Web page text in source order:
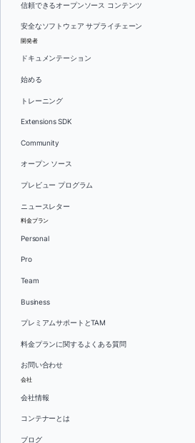
信頼できるオープンソース コンテンツ
安全なソフトウェア サプライチェーン
開発者
ドキュメンテーション
始める
トレーニング
Extensions SDK
Community
オープン ソース
プレビュー プログラム
ニュースレター
料金プラン
Personal
Pro
Team
Business
プレミアムサポートとTAM
料金プランに関するよくある質問
お問い合わせ
会社
会社情報
コンテナーとは
ブログ